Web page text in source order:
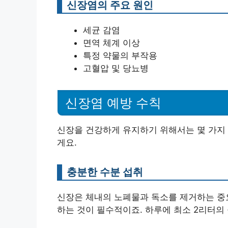
신장염의 주요 원인
세균 감염
면역 체계 이상
특정 약물의 부작용
고혈압 및 당뇨병
신장염 예방 수칙
신장을 건강하게 유지하기 위해서는 몇 가
게요.
충분한 수분 섭취
신장은 체내의 노폐물과 독소를 제거하는
하는 것이 필수적이죠. 하루에 최소 2리터